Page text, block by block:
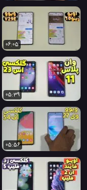
# مقایسه دوربین موبایل #
7 سال پیش
06:05
05:39
05:56